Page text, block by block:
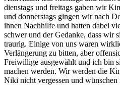
dienstags und freitags gaben wir
und donnerstags gingen wir nach
ihnen Nachhilfe und hatten dabei
schwer und der Gedanke, dass wir
traurig. Einige von uns waren
Verlängerung zu bitten, aber
Freiwillige ausgewählt und ich bin
machen werden. Wir werden die
Niki nicht vergessen und